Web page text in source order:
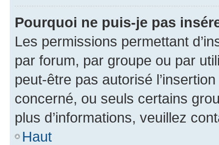
Pourquoi ne puis-je pas
Les permissions permettant
par forum, par groupe ou par
peut-être pas autorisé
concerné, ou seuls certains
plus d’informations, veuillez
Haut